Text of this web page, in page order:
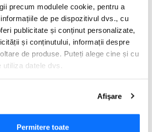
precum modulele cookie, pentru a
de pe dispozitivul dvs., cu
publicitate și conținut personalizate,
și conținutului, informații despre
de produse. Puteți alege cine și cu
datele dvs.
informațiile cu privire la locația dvs.
o exactitate de până la câțiva metri
dispozitivul scanândul-l în mod
Afişare
Permitere toate
documentele necesare
pentru cardul de credit AXI